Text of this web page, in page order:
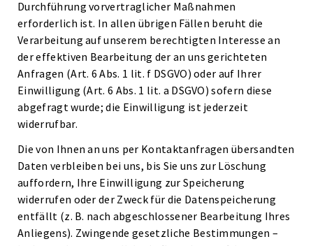
Durchführung vorvertraglicher Maßnahmen
erforderlich ist. In allen übrigen Fällen beruht die
Verarbeitung auf unserem berechtigten Interesse an
der effektiven Bearbeitung der an uns gerichteten
Anfragen (Art. 6 Abs. 1 lit. f DSGVO) oder auf Ihrer
Einwilligung (Art. 6 Abs. 1 lit. a DSGVO) sofern diese
abgefragt wurde; die Einwilligung ist jederzeit
widerrufbar.
Die von Ihnen an uns per Kontaktanfragen übersandten
Daten verbleiben bei uns, bis Sie uns zur Löschung
auffordern, Ihre Einwilligung zur Speicherung
widerrufen oder der Zweck für die Datenspeicherung
entfällt (z. B. nach abgeschlossener Bearbeitung Ihres
Anliegens). Zwingende gesetzliche Bestimmungen –